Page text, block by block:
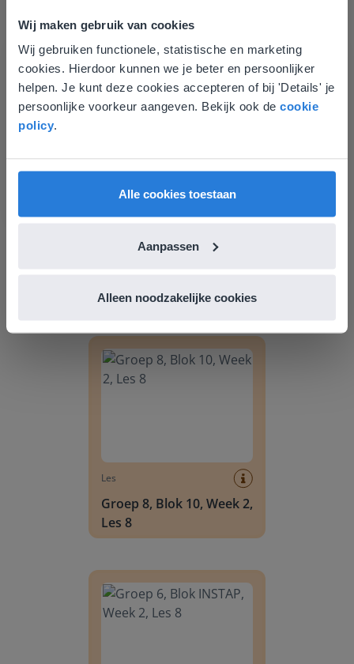
Wij maken gebruik van cookies
Wij gebruiken functionele, statistische en marketing
cookies. Hierdoor kunnen we je beter en persoonlijker
helpen. Je kunt deze cookies accepteren of bij 'Details' je
persoonlijke voorkeur aangeven. Bekijk ook de cookie
policy.
Alle cookies toestaan
Aanpassen
Alleen noodzakelijke cookies
Les 11
Groep 8, Blok 10, Week 2, Les 6
Groep 8, Blok 10, Week 2, Les 8
Les
Groep 8, Blok 10, Week 2,
Les 8
Deze website komt niet
overeen met je locatie
Gezien je locatie, denken we dat je misschien
liever naar de website voor English gaat. Hier
English
Nederland